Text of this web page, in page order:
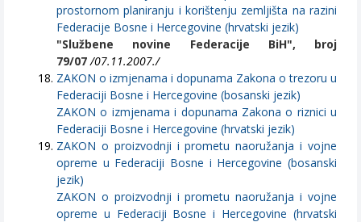
prostornom planiranju i korištenju zemljišta na razini
Federacije Bosne i Hercegovine (hrvatski jezik)
"Službene novine Federacije BiH", broj
79/07/07.11.2007./
ZAKON o izmjenama i dopunama Zakona o trezoru u
Federaciji Bosne i Hercegovine (bosanski jezik)
ZAKON o izmjenama i dopunama Zakona o riznici u
Federaciji Bosne i Hercegovine (hrvatski jezik)
ZAKON o proizvodnji i prometu naoružanja i vojne
opreme u Federaciji Bosne i Hercegovine (bosanski
jezik)
ZAKON o proizvodnji i prometu naoružanja i vojne
opreme u Federaciji Bosne i Hercegovine (hrvatski